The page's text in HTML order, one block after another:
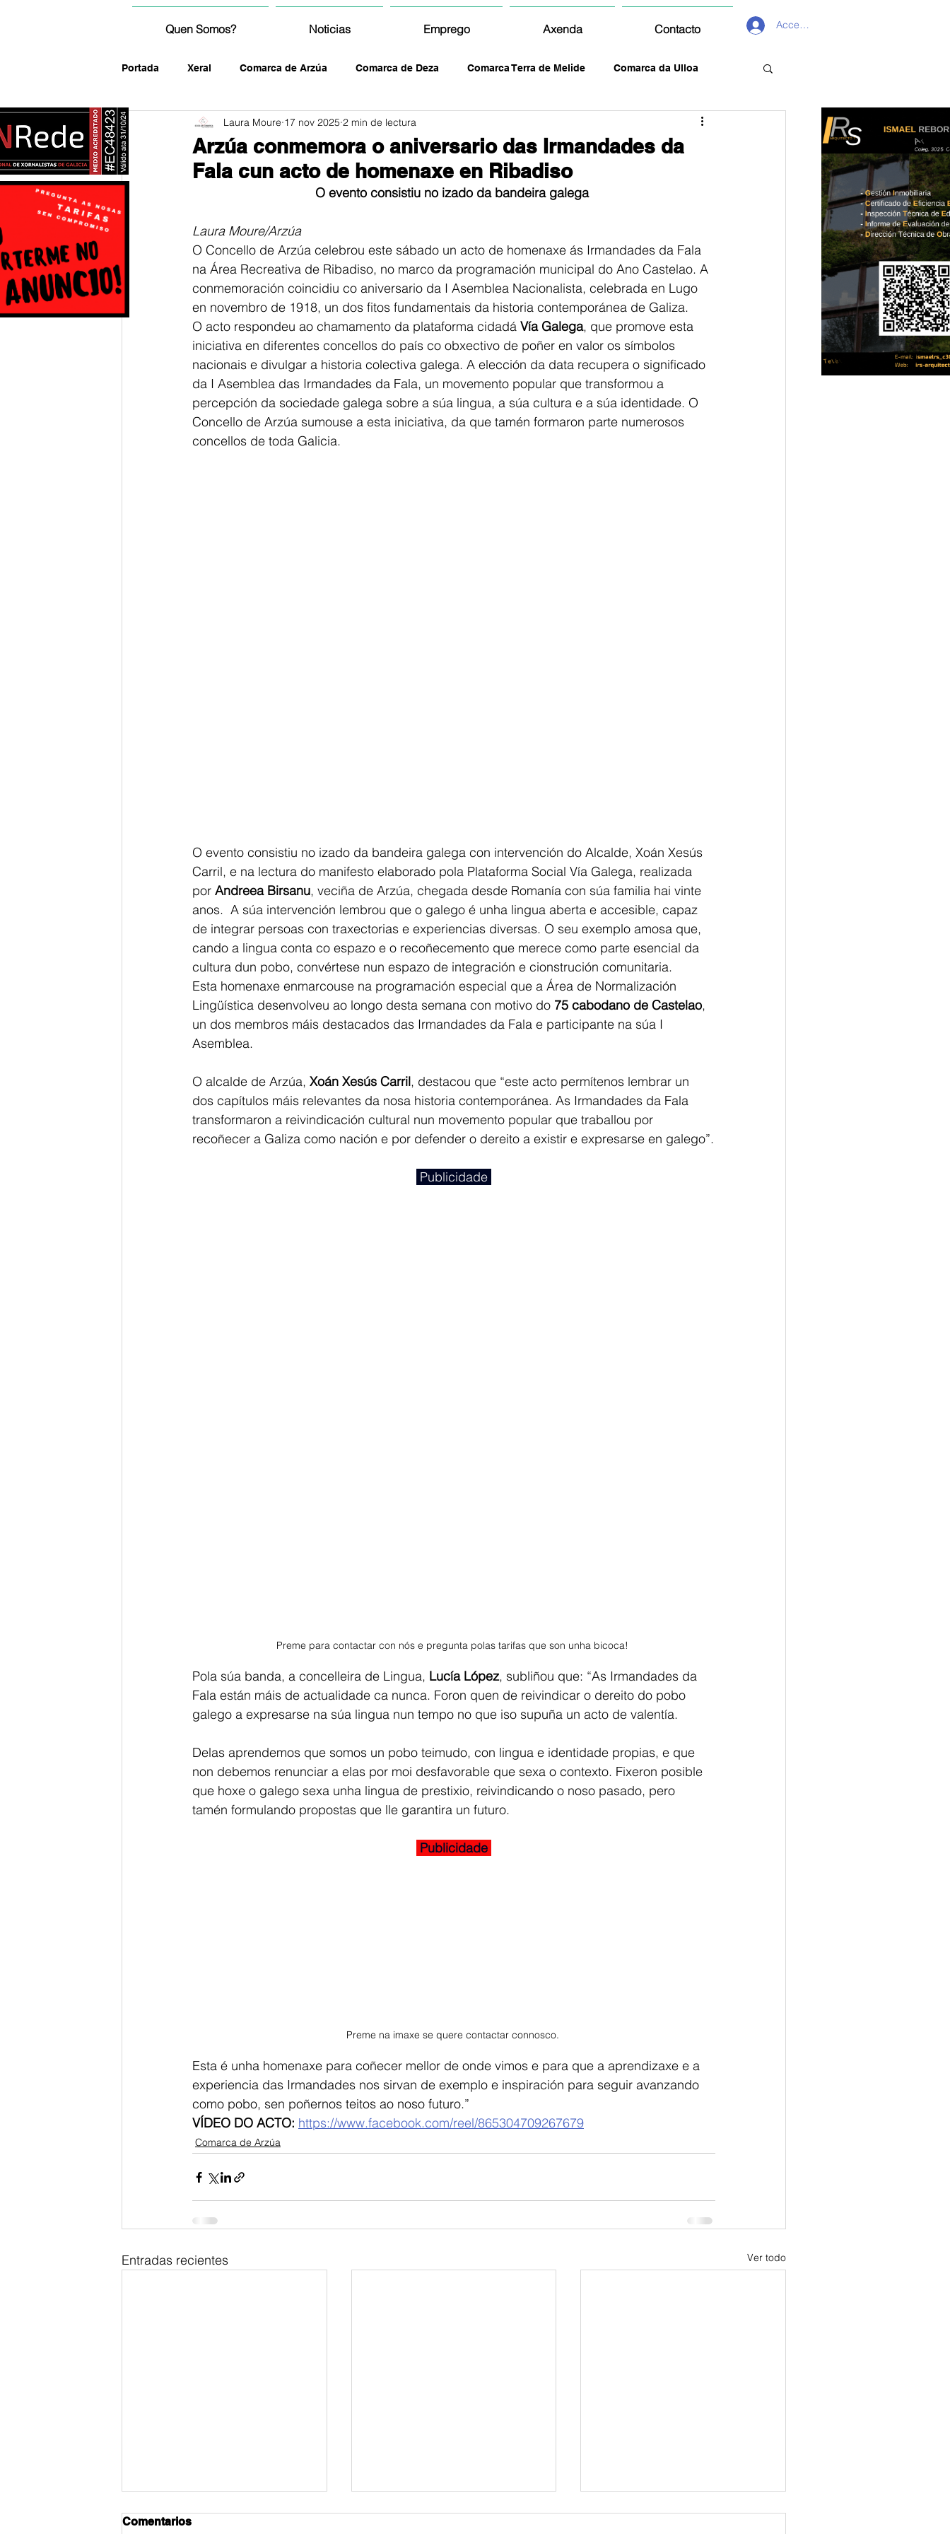
Quen Somos? Noticias Emprego Axenda Contacto Acceder
Portada Xeral Comarca de Arzúa Comarca de Deza Comarca Terra de Melide Comarca da Ulloa
fotografía
Arzúa conmemora o aniversario das Irmandades da
Fala cun acto de homenaxe en Ribadiso
Laura Moure 17 nov 2025 2 min de lectura
O evento consistiu no izado da bandeira galega
Laura Moure/Arzúa
O Concello de Arzúa celebrou este sábado un acto de homenaxe ás Irmandades da Fala
na Área Recreativa de Ribadiso, no marco da programación municipal do Ano Castelao. A
conmemoración coincidiu co aniversario da I Asemblea Nacionalista, celebrada en Lugo
en novembro de 1918, un dos fitos fundamentais da historia contemporánea de Galiza.
O acto respondeu ao chamamento da plataforma cidadá Vía Galega, que promove esta
iniciativa en diferentes concellos do país co obxectivo de poñer en valor os símbolos
nacionais e divulgar a historia colectiva galega. A elección da data recupera o significado
da I Asemblea das Irmandades da Fala, un movemento popular que transformou a
percepción da sociedade galega sobre a súa lingua, a súa cultura e a súa identidade. O
Concello de Arzúa sumouse a esta iniciativa, da que tamén formaron parte numerosos
concellos de toda Galicia.
O evento consistiu no izado da bandeira galega con intervención do Alcalde, Xoán Xesús
Carril, e na lectura do manifesto elaborado pola Plataforma Social Vía Galega, realizada
por Andreea Birsanu, veciña de Arzúa, chegada desde Romanía con súa familia hai vinte
anos.  A súa intervención lembrou que o galego é unha lingua aberta e accesible, capaz
de integrar persoas con traxectorias e experiencias diversas. O seu exemplo amosa que,
cando a lingua conta co espazo e o recoñecemento que merece como parte esencial da
cultura dun pobo, convértese nun espazo de integración e cionstrución comunitaria.
Esta homenaxe enmarcouse na programación especial que a Área de Normalización
Lingüística desenvolveu ao longo desta semana con motivo do 75 cabodano de Castelao,
un dos membros máis destacados das Irmandades da Fala e participante na súa I
Asemblea.
O alcalde de Arzúa, Xoán Xesús Carril, destacou que “este acto permítenos lembrar un
dos capítulos máis relevantes da nosa historia contemporánea. As Irmandades da Fala
transformaron a reivindicación cultural nun movemento popular que traballou por
recoñecer a Galiza como nación e por defender o dereito a existir e expresarse en galego”.
Publicidade
Preme para contactar con nós e pregunta polas tarifas que son unha bicoca!
Pola súa banda, a concelleira de Lingua, Lucía López, subliñou que: “As Irmandades da
Fala están máis de actualidade ca nunca. Foron quen de reivindicar o dereito do pobo
galego a expresarse na súa lingua nun tempo no que iso supuña un acto de valentía.
Delas aprendemos que somos un pobo teimudo, con lingua e identidade propias, e que
non debemos renunciar a elas por moi desfavorable que sexa o contexto. Fixeron posible
que hoxe o galego sexa unha lingua de prestixio, reivindicando o noso pasado, pero
tamén formulando propostas que lle garantira un futuro.
Publicidade
Preme na imaxe se quere contactar connosco.
Esta é unha homenaxe para coñecer mellor de onde vimos e para que a aprendizaxe e a
experiencia das Irmandades nos sirvan de exemplo e inspiración para seguir avanzando
como pobo, sen poñernos teitos ao noso futuro.”
VÍDEO DO ACTO: https://www.facebook.com/reel/865304709267679
Comarca de Arzúa
Entradas recientes Ver todo
Comentarios